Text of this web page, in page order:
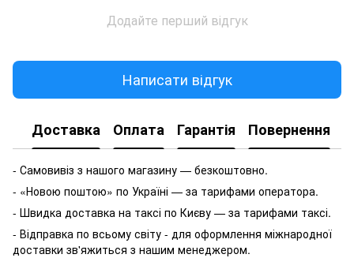
Додайте перший відгук
Написати відгук
Доставка Оплата Гарантія Повернення
- Самовивіз з нашого магазину — безкоштовно.
- «Новою поштою» по Україні — за тарифами оператора.
- Швидка доставка на таксі по Києву — за тарифами таксі.
- Відправка по всьому світу - для оформлення міжнародної
доставки зв'яжиться з нашим менеджером.